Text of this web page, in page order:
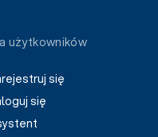
użytkowników
się
się